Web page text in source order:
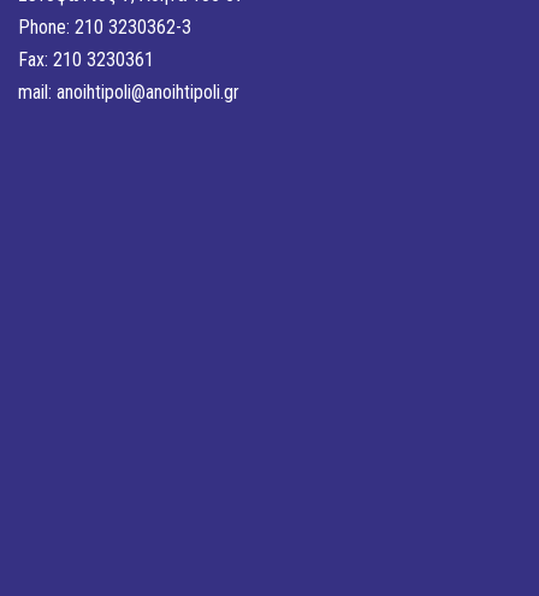
Phone: 210 3230362-3
Fax: 210 3230361
mail: anoihtipoli@anoihtipoli.gr